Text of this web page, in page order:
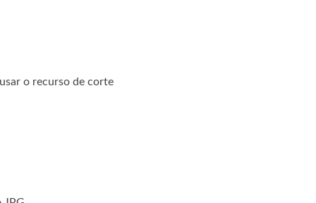
o recurso de corte